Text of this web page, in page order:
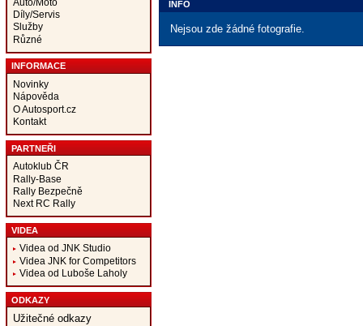
Díly/Servis
Služby
Různé
INFORMACE
Novinky
Nápověda
O Autosport.cz
Kontakt
PARTNEŘI
Autoklub ČR
Rally-Base
Rally Bezpečně
Next RC Rally
VIDEA
Videa od JNK Studio
Videa JNK for Competitors
Videa od Luboše Laholy
ODKAZY
Užitečné odkazy
INFO
Nejsou zde žádné fotografie.